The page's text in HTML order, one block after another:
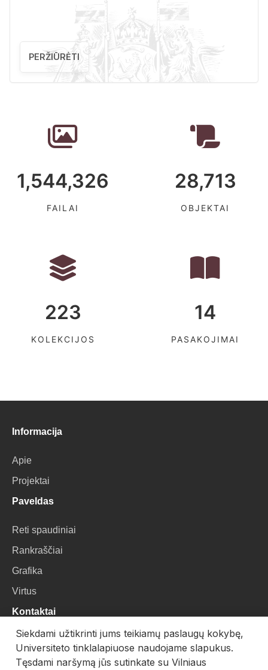
PERŽIŪRĖTI
1,544,326
FAILAI
28,713
OBJEKTAI
223
KOLEKCIJOS
14
PASAKOJIMAI
Informacija
Apie
Projektai
Paveldas
Reti spaudiniai
Rankraščiai
Grafika
Virtus
Kontaktai
VU Biblioteka
Universiteto g. 3, LT-01122, Vilnius
Siekdami užtikrinti jums teikiamų paslaugų kokybę,
Universiteto tinklalapiuose naudojame slapukus.
Tęsdami naršymą jūs sutinkate su Vilniaus